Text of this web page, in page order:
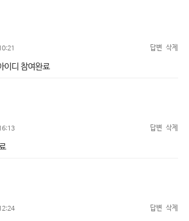
답변 삭제
디 참여완료
답변 삭제
답변 삭제